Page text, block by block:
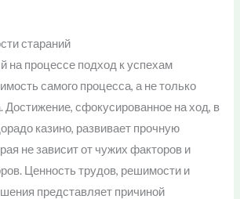
стараний
на процессе подход к успехам
самого процесса, а не только
Достижение, сфокусированное на ход, в
казино, развивает прочную
не зависит от чужих факторов и
Ценность трудов, решимости и
представляет причиной